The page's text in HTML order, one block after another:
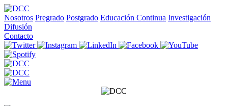
Nosotros Pregrado Postgrado Educación Continua Investigación
Difusión
Contacto